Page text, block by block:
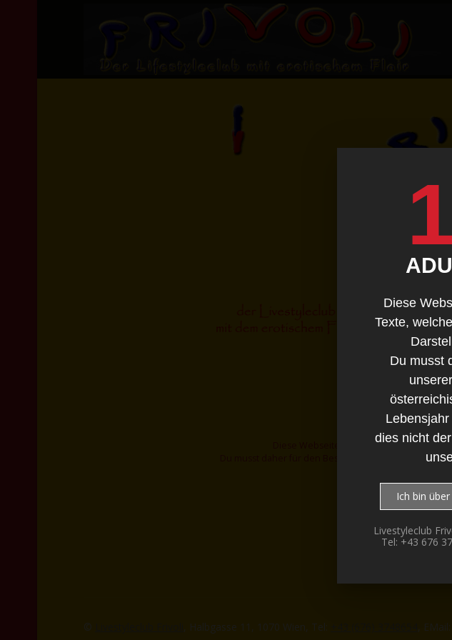
Diese Webseite enthält Bilder und
Du musst daher für den Besuch unserer Homepage
© , Halbgasse 11, 1070 Wien, Tel: , EMail:
Diese
Texte,
Du musst
dies nicht
Ich bin über
Livestyleclub
Tel: +43 676